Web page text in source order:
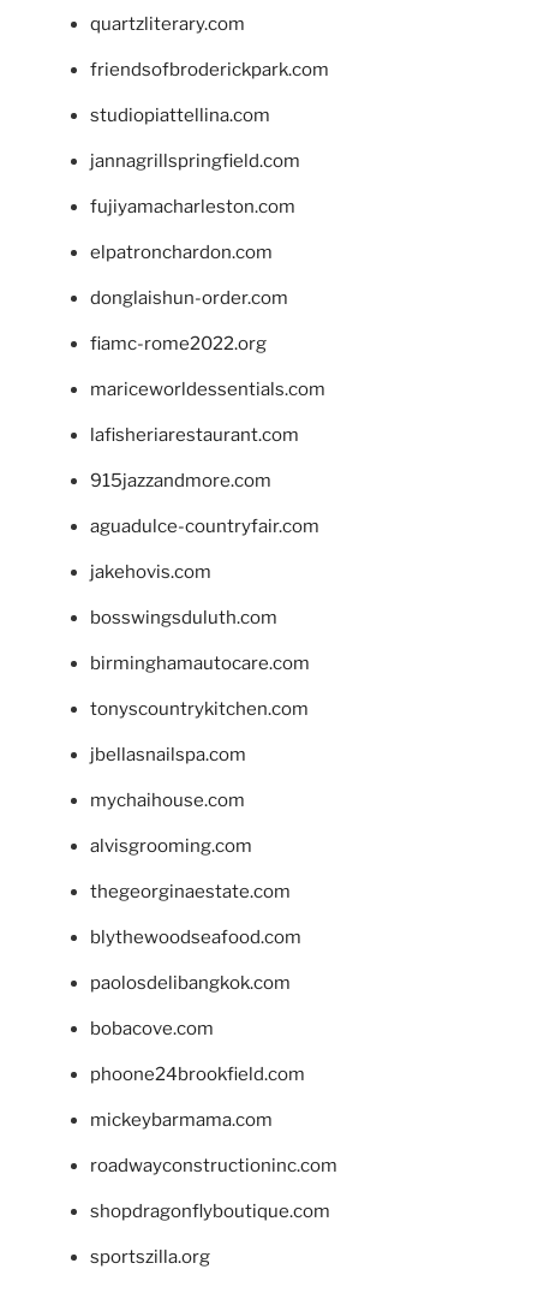
quartzliterary.com
friendsofbroderickpark.com
studiopiattellina.com
jannagrillspringfield.com
fujiyamacharleston.com
elpatronchardon.com
donglaishun-order.com
fiamc-rome2022.org
mariceworldessentials.com
lafisheriarestaurant.com
915jazzandmore.com
aguadulce-countryfair.com
jakehovis.com
bosswingsduluth.com
birminghamautocare.com
tonyscountrykitchen.com
jbellasnailspa.com
mychaihouse.com
alvisgrooming.com
thegeorginaestate.com
blythewoodseafood.com
paolosdelibangkok.com
bobacove.com
phoone24brookfield.com
mickeybarmama.com
roadwayconstructioninc.com
shopdragonflyboutique.com
sportszilla.org